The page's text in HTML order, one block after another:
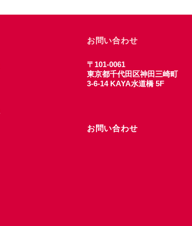
お問い合わせ
〒101-0061
東京都千代田区神田三崎町
3-6-14 KAYA水道橋 5F
お問い合わせ